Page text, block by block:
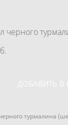
черного
ДОБАВИТЬ В
турмалина